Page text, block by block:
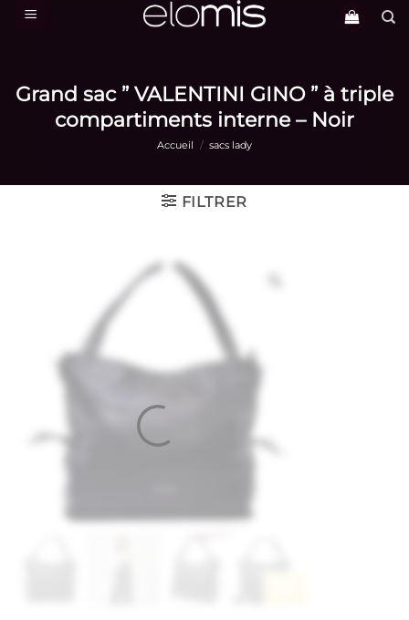
Passer
Grand sac ” VALENTINI GINO ” à triple
compartiments interne – Noir
Accueil / sacs lady
FILTRER